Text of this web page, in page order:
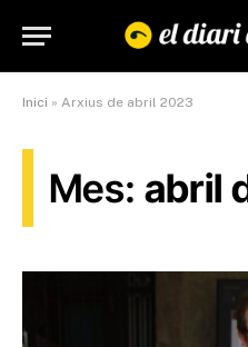
Inici » Arxius de abril 2023
Mes: abril